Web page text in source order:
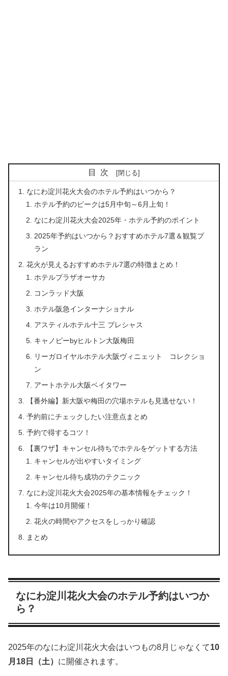
目次
なにわ淀川花火大会のホテル予約はいつから？
ホテル予約のピークは5月中旬～6月上旬！
なにわ淀川花火大会2025年・ホテル予約のポイント
2025年予約はいつから？おすすめホテル7選＆観覧プ
ラン
花火が見えるおすすめホテル7選の特徴まとめ！
ホテルプラザオーサカ
コンラッド大阪
ホテル阪急インターナショナル
アスティルホテル十三 プレシャス
キャノピーbyヒルトン大阪梅田
リーガロイヤルホテル大阪ヴィニェット コレクショ
ン
アートホテル大阪ベイタワー
【番外編】新大阪や梅田の穴場ホテルも見逃せない！
予約前にチェックしたい注意点まとめ
予約で得するコツ！
【裏ワザ】キャンセル待ちでホテルをゲットする方法
キャンセルが出やすいタイミング
キャンセル待ち成功のテクニック
なにわ淀川花火大会2025年の基本情報をチェック！
今年は10月開催！
花火の時間やアクセスをしっかり確認
まとめ
なにわ淀川花火大会のホテル予約はいつか
ら？
2025年のなにわ淀川花火大会はいつもの8月じゃなくて10
月18日（土） に開催されます。